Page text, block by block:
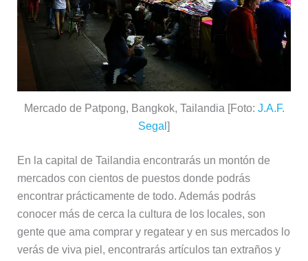
Mercado de Patpong, Bangkok, Tailandia [Foto: J.A.F.
Segal
En la capital de Tailandia encontrarás un montón de
mercados con cientos de puestos donde podrás
encontrar prácticamente de todo. Además podrás
conocer más de cerca la cultura de los locales, son
gente que ama comprar y regatear y en sus mercados lo
verás de viva piel, encontrarás artículos tan extraños y